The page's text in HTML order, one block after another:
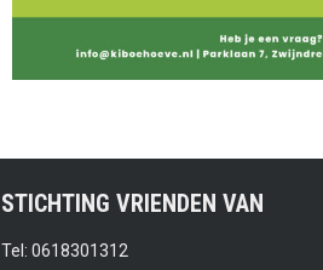
STICHTING VRIENDEN VAN
Tel: 0618301312